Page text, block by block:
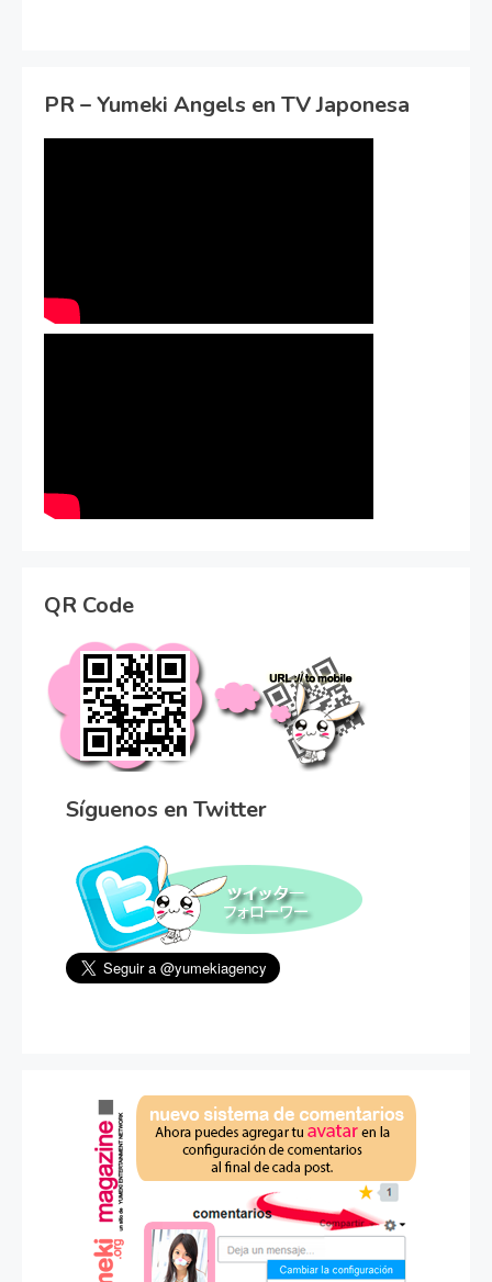
PR – Yumeki Angels en TV Japonesa
QR Code
Síguenos en Twitter